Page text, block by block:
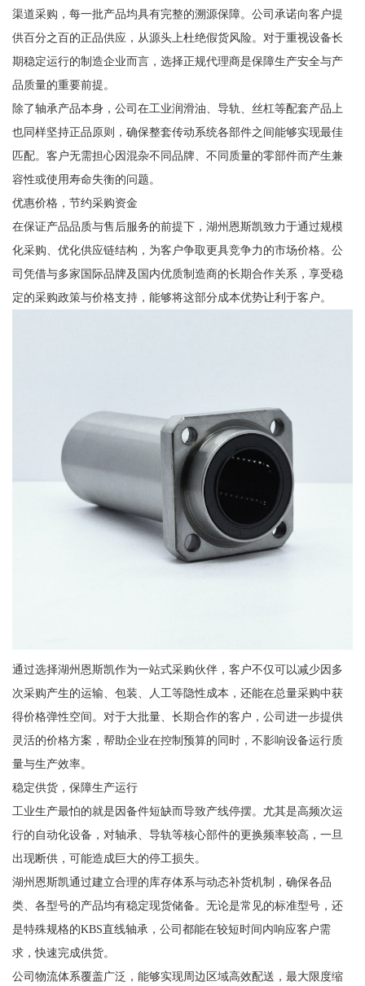
渠道采购，每一批产品均具有完整的溯源保障。公司承诺向客户提
供百分之百的正品供应，从源头上杜绝假货风险。对于重视设备长
期稳定运行的制造企业而言，选择正规代理商是保障生产安全与产
品质量的重要前提。
除了轴承产品本身，公司在工业润滑油、导轨、丝杠等配套产品上
也同样坚持正品原则，确保整套传动系统各部件之间能够实现最佳
匹配。客户无需担心因混杂不同品牌、不同质量的零部件而产生兼
容性或使用寿命失衡的问题。
优惠价格，节约采购资金
在保证产品品质与售后服务的前提下，湖州恩斯凯致力于通过规模
化采购、优化供应链结构，为客户争取更具竞争力的市场价格。公
司凭借与多家国际品牌及国内优质制造商的长期合作关系，享受稳
定的采购政策与价格支持，能够将这部分成本优势让利于客户。
通过选择湖州恩斯凯作为一站式采购伙伴，客户不仅可以减少因多
次采购产生的运输、包装、人工等隐性成本，还能在总量采购中获
得价格弹性空间。对于大批量、长期合作的客户，公司进一步提供
灵活的价格方案，帮助企业在控制预算的同时，不影响设备运行质
量与生产效率。
稳定供货，保障生产运行
工业生产最怕的就是因备件短缺而导致产线停摆。尤其是高频次运
行的自动化设备，对轴承、导轨等核心部件的更换频率较高，一旦
出现断供，可能造成巨大的停工损失。
湖州恩斯凯通过建立合理的库存体系与动态补货机制，确保各品
类、各型号的产品均有稳定现货储备。无论是常见的标准型号，还
是特殊规格的KBS直线轴承，公司都能在较短时间内响应客户需
求，快速完成供货。
公司物流体系覆盖广泛，能够实现周边区域高效配送，最大限度缩